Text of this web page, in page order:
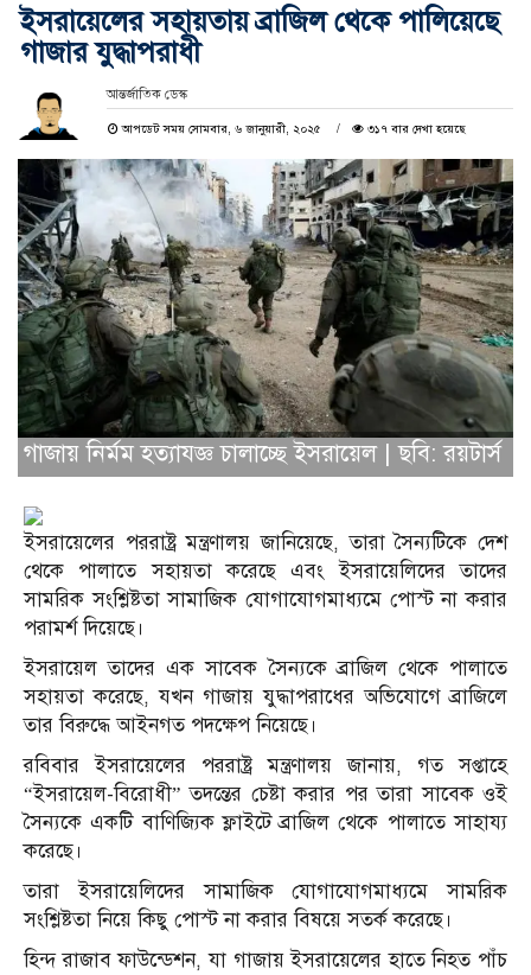
ইসরায়েলের সহায়তায় ব্রাজিল থেকে পালিয়েছে
গাজার যুদ্ধাপরাধী
আন্তর্জাতিক ডেস্ক
আপডেট সময় সোমবার, ৬ জানুয়ারী, ২০২৫ ৩১৭ বার দেখা হয়েছে
গাজায় নির্মম হত্যাযজ্ঞ চালাচ্ছে ইসরায়েল | ছবি: রয়টার্স
ইসরায়েলের পররাষ্ট্র মন্ত্রণালয় জানিয়েছে, তারা সৈন্যটিকে দেশ
থেকে পালাতে সহায়তা করেছে এবং ইসরায়েলিদের তাদের
সামরিক সংশ্লিষ্টতা সামাজিক যোগাযোগমাধ্যমে পোস্ট না করার
পরামর্শ দিয়েছে।
ইসরায়েল তাদের এক সাবেক সৈন্যকে ব্রাজিল থেকে পালাতে
সহায়তা করেছে, যখন গাজায় যুদ্ধাপরাধের অভিযোগে ব্রাজিলে
তার বিরুদ্ধে আইনগত পদক্ষেপ নিয়েছে।
রবিবার ইসরায়েলের পররাষ্ট্র মন্ত্রণালয় জানায়, গত সপ্তাহে
“ইসরায়েল-বিরোধী” তদন্তের চেষ্টা করার পর তারা সাবেক ওই
সৈন্যকে একটি বাণিজ্যিক ফ্লাইটে ব্রাজিল থেকে পালাতে সাহায্য
করেছে।
তারা ইসরায়েলিদের সামাজিক যোগাযোগমাধ্যমে সামরিক
সংশ্লিষ্টতা নিয়ে কিছু পোস্ট না করার বিষয়ে সতর্ক করেছে।
হিন্দ রাজাব ফাউন্ডেশন, যা গাজায় ইসরায়েলের হাতে নিহত পাঁচ